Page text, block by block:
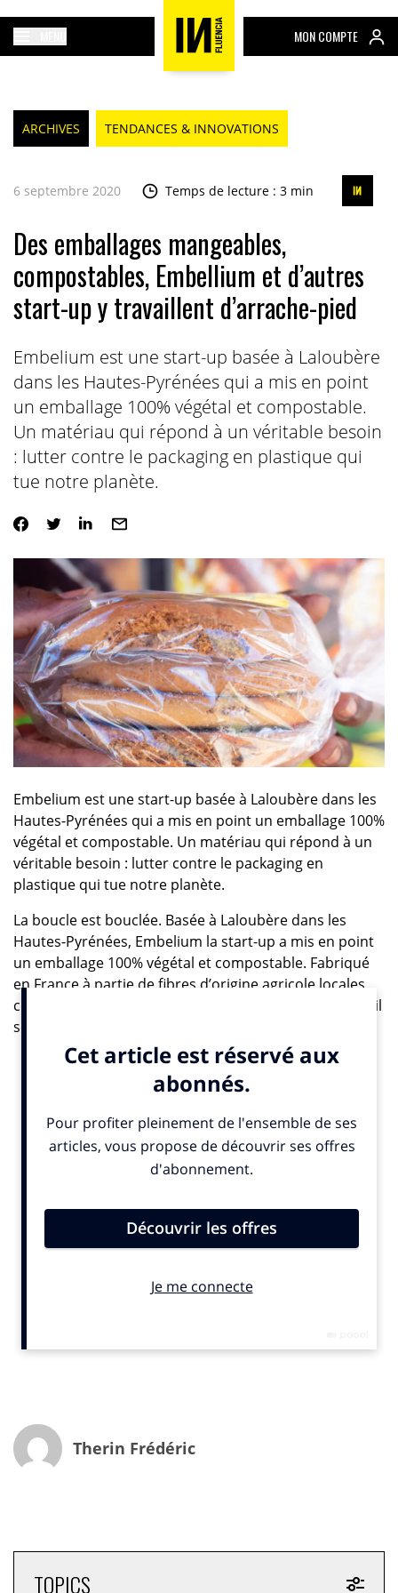
MON COMPTE
ARCHIVES TENDANCES & INNOVATIONS
6 septembre 2020 Temps de lecture : 3 min
Des emballages mangeables,
compostables, Embellium et d’autres
start-up y travaillent d’arrache-pied
Embelium est une start-up basée à Laloubère
dans les Hautes-Pyrénées qui a mis en point
un emballage 100% végétal et compostable.
Un matériau qui répond à un véritable besoin
: lutter contre le packaging en plastique qui
tue notre planète.
Embelium est une start-up basée à Laloubère dans les
Hautes-Pyrénées qui a mis en point un emballage 100%
végétal et compostable. Un matériau qui répond à un
véritable besoin : lutter contre le packaging en
plastique qui tue notre planète.
La boucle est bouclée. Basée à Laloubère dans les
Hautes-Pyrénées, Embelium la start-up a mis en point
un emballage 100% végétal et compostable. Fabriqué
en France à partie de fibres d’origine agricole locales
comme le chanvre et la rafle de maïs, et de mycélium, il
se décompose en douze semaines, fournissant un
humus sain et fertile. « Embelium est emprunté à la
nature ; on l’utilise, on le réutilise… et on le rend à la
nature », résume Rémi Laurant, l’initiateur de ce projet
qui a travaillé pendant trente ans dans l’industrie des
polymères, de l’automobile, de l’aéronautique et des
produits grand public, avant de tout lâcher pour se
consacrer pleinement à sa passion : l’apiculture.
Utile pour la cosmétique, la viticulture, les spécialistes
de commerce en ligne…
utilisé comme tous ses collègues des produits issus de
naturelle. Après 18 mois de recherche, il a conçu
pots étanches destinés à la culture et à la décoration…
Ce substitut aux plastiques alvéolaires peut répondre
Therin Frédéric
TOPICS